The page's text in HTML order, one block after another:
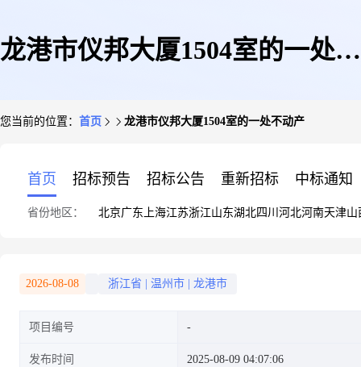
龙港市仪邦大厦1504室的一处不
您当前的位置： 首页 龙港市仪邦大厦1504室的一处不动产
首页 招标预告 招标公告 重新招标 中标通知
省份地区： 北京广东 上海江苏浙江山东湖北四川 河北河南天津山
2026-08-08 浙江省 温州市 龙港市
项目编号
发布时间 2025-08-09 04:07:06